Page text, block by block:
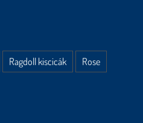
Ragdoll kiscicák
Rose